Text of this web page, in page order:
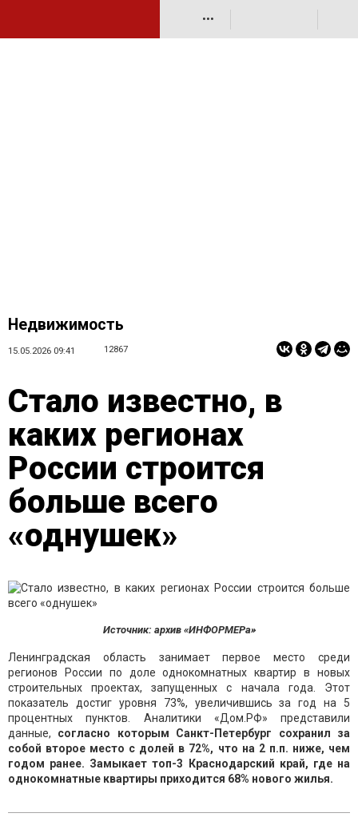
•••
Недвижимость
15.05.2026 09:41 12867
Стало известно, в
каких регионах
России строится
больше всего
«однушек»
Источник: архив «ИНФОРМЕРа»
Ленинградская область занимает первое место среди
регионов России по доле однокомнатных квартир в новых
строительных проектах, запущенных с начала года. Этот
показатель достиг уровня 73%, увеличившись за год на 5
процентных пунктов. Аналитики «Дом.РФ» представили
данные, согласно которым Санкт-Петербург сохранил за
собой второе место с долей в 72%, что на 2 п.п. ниже, чем
годом ранее. Замыкает топ-3 Краснодарский край, где на
однокомнатные квартиры приходится 68% нового жилья.